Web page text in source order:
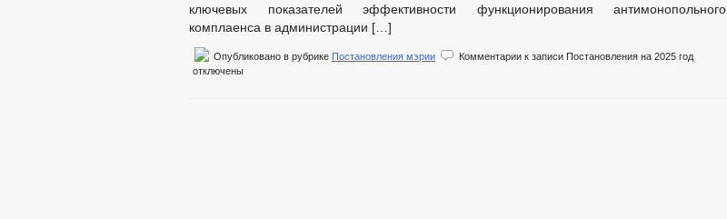
ключевых показателей эффективности функционирования антимонопольного
комплаенса в администрации […]
Опубликовано в рубрике Постановления мэрии Комментарии к записи Постановления на 2025 год
отключены